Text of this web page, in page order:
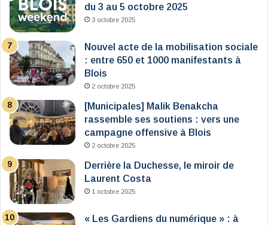
du 3 au 5 octobre 2025
3 octobre 2025
Nouvel acte de la mobilisation sociale
: entre 650 et 1000 manifestants à
Blois
2 octobre 2025
[Municipales] Malik Benakcha
rassemble ses soutiens : vers une
campagne offensive à Blois
2 octobre 2025
Derrière la Duchesse, le miroir de
Laurent Costa
1 octobre 2025
« Les Gardiens du numérique » : à